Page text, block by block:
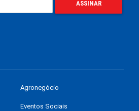
Agronegócio
Eventos Sociais